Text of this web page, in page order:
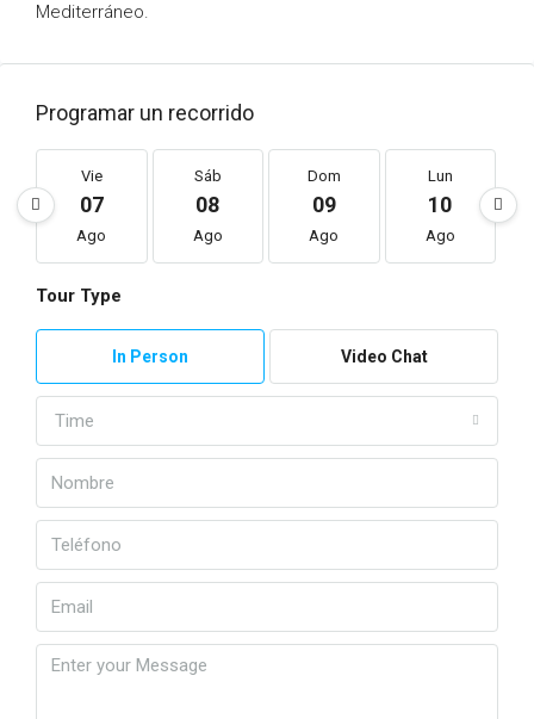
Mediterráneo.
Programar un recorrido
Vie
07
Ago
Sáb
08
Ago
Dom
09
Ago
Lun
10
Ago
Tour Type
In Person Video Chat
Time